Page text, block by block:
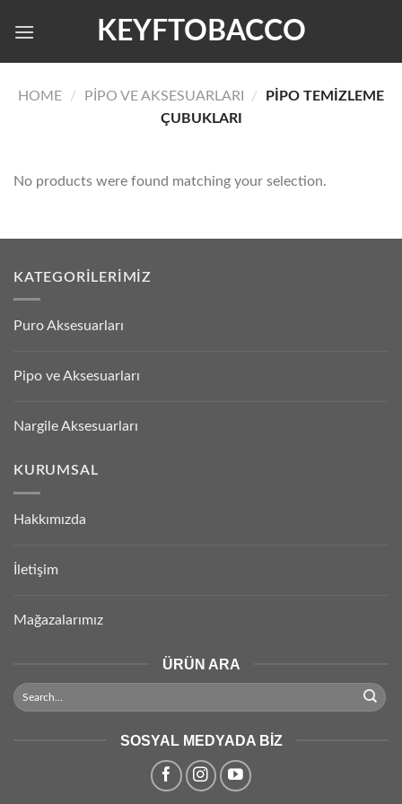
KEYFTOBACCO
HOME / PIPO VE AKSESUARLARI /
PIPO TEMIZLEME
ÇUBUKLARI
No products were found matching your selection.
KATEGORILERIMIZ
Puro Aksesuarları
Pipo ve Aksesuarları
Nargile Aksesuarları
KURUMSAL
Hakkımızda
İletişim
Mağazalarımız
ÜRÜN ARA
SOSYAL MEDYADA BIZ